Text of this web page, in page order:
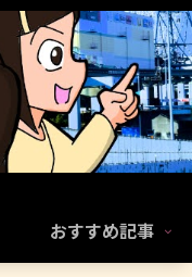
おすすめ記事